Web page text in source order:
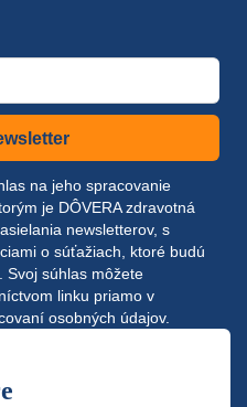
na jeho spracovanie
je DÔVERA zdravotná
newsletterov, s
o súťažiach, ktoré budú
. Svoj súhlas môžete
linku priamo v
osobných údajov.